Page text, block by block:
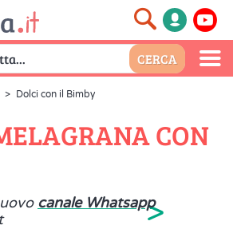
> Dolci con il Bimby
CON
canale Whatsapp>